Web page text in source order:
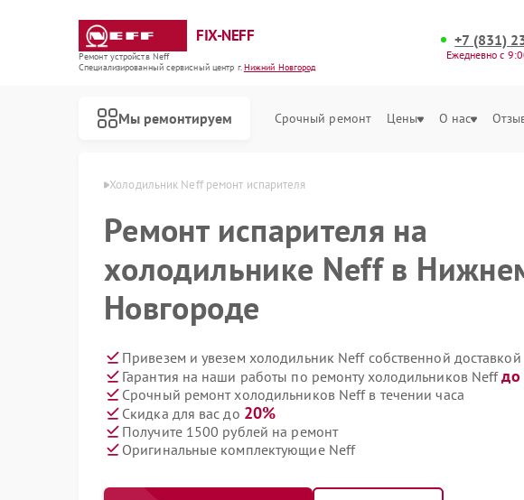
FIX-NEFF
Ремонт устройств Neff
Специализированный cервисный центр г.Нижний Новгород
+7 (831)
Ежедневно с
Мы ремонтируем Срочный ремонт Цены О нас
Нижнем Новгороде Холодильник Neff ремонт испарителя
Ремонт испарителя на
холодильнике Neff в
Новгороде
Привезем и увезем холодильник Neff собственной доставкой
Гарантия на наши работы по ремонту холодильников Neffдо
Срочный ремонт холодильников Neff в течении часа
Скидка для вас до 20%
Получите 1500 рублей на ремонт
Оригинальные комплектующие Neff